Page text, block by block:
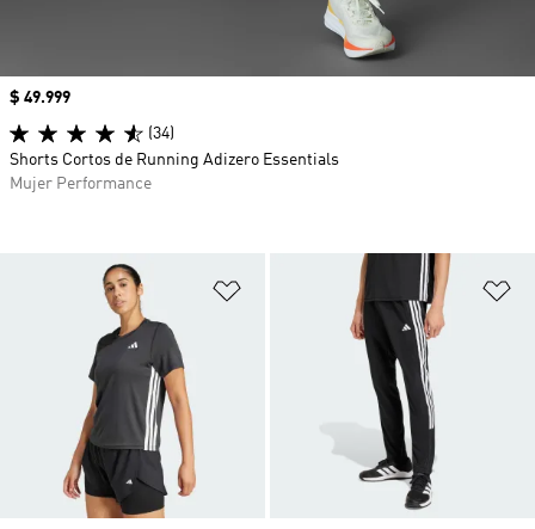
Añadir a la lista de deseos
Precio
$ 49.999
(34)
Shorts Cortos de Running Adizero Essentials
Mujer Performance